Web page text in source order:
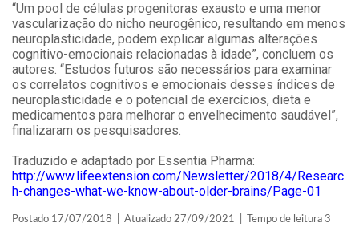
“Um pool de células progenitoras exausto e uma menor
vascularização do nicho neurogênico, resultando em menos
neuroplasticidade, podem explicar algumas alterações
cognitivo-emocionais relacionadas à idade”, concluem os
autores. “Estudos futuros são necessários para examinar
os correlatos cognitivos e emocionais desses índices de
neuroplasticidade e o potencial de exercícios, dieta e
medicamentos para melhorar o envelhecimento saudável”,
finalizaram os pesquisadores.
Traduzido e adaptado por Essentia Pharma:
http://www.lifeextension.com/Newsletter/2018/4/Researc
h-changes-what-we-know-about-older-brains/Page-01
Postado 17/07/2018 | Atualizado 27/09/2021 | Tempo de leitura 3